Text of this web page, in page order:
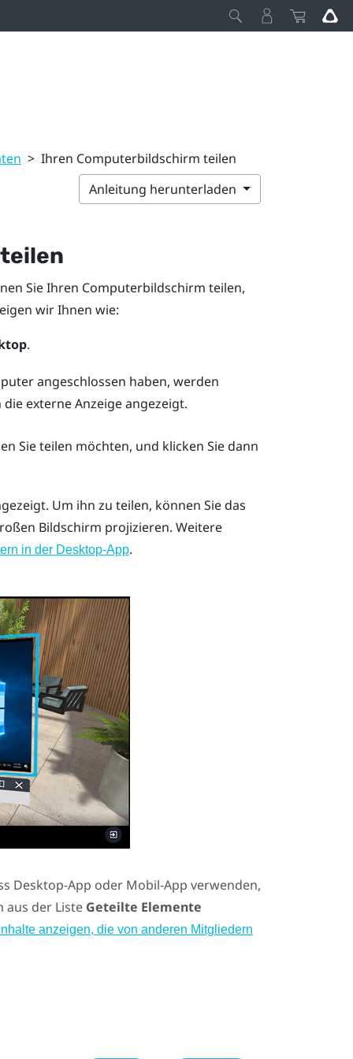
> Ihren Computerbildschirm teilen
Anleitung herunterladen
Sie Ihren Computerbildschirm teilen,
wir Ihnen wie:
.
angeschlossen haben, werden
externe Anzeige angezeigt.
Sie teilen möchten, und klicken Sie dann
Um ihn zu teilen, können Sie das
Bildschirm projizieren. Weitere
in der Desktop-App.
Desktop-App oder Mobil-App verwenden,
aus der Liste Geteilte Elemente
Inhalte anzeigen, die von anderen Mitgliedern